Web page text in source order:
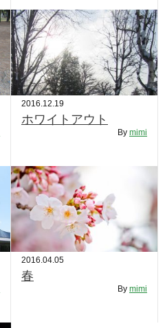
2016.12.19
ホワイトアウト
By mimi
2016.04.05
春
By mimi